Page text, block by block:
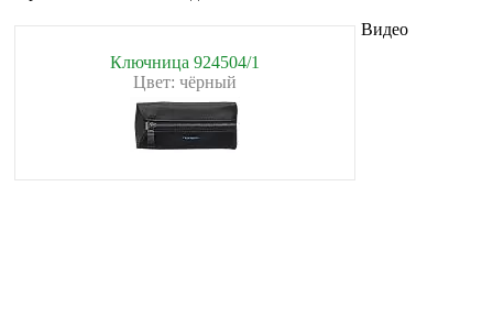
Ключница 924504/1
Цвет: чёрный
Видео